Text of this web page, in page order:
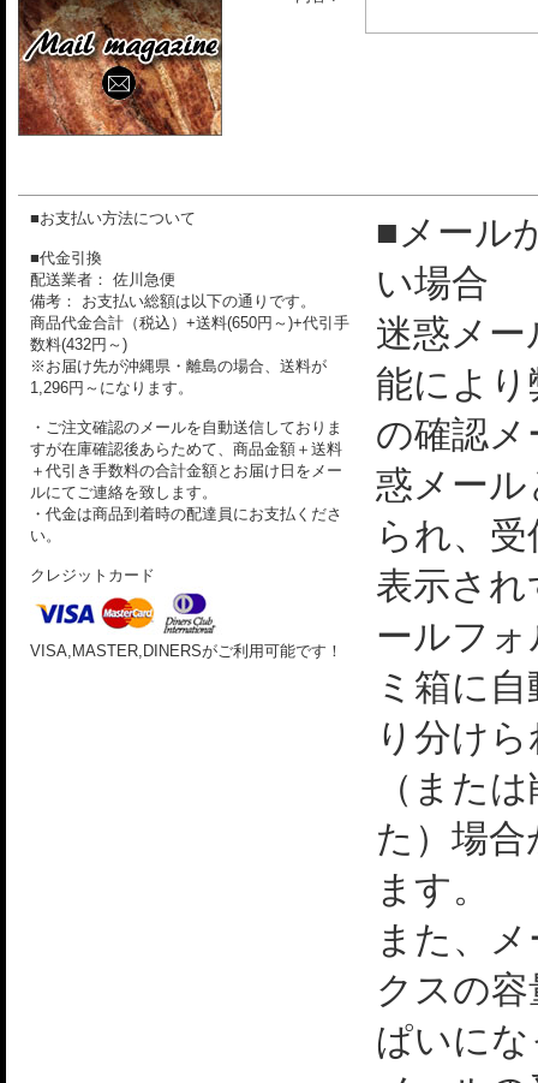
■お支払い方法について
■代金引換
配送業者： 佐川急便
備考： お支払い総額は以下の通りです。
商品代金合計（税込）+送料(650円～)+代引手
数料(432円～)
※お届け先が沖縄県・離島の場合、送料が
1,296円～になります。
・ご注文確認のメールを自動送信しておりま
すが在庫確認後あらためて、商品金額＋送料
＋代引き手数料の合計金額とお届け日をメー
ルにてご連絡を致します。
・代金は商品到着時の配達員にお支払くださ
い。
クレジットカード
VISA,MASTER,DINERSがご利用可能です！
■メール
い場合
迷惑メー
能によ
の確認
惑メー
られ、
表示さ
ールフ
ミ箱に
り分け
（また
た）場
ます。
また、
クスの
ぱいに